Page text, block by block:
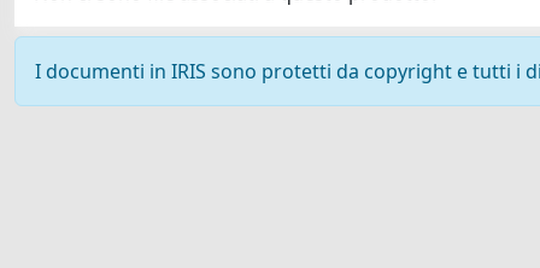
I documenti in IRIS sono protetti da copyright e tutti i